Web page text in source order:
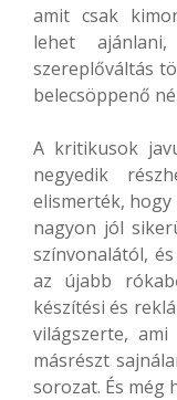
amit csak
lehet
szereplőváltás
belecsöppenő
A kritikusok
negyedik
elismerték,
nagyon jól
színvonalától,
az újabb
készítési és
világszerte,
másrészt
sorozat. És még